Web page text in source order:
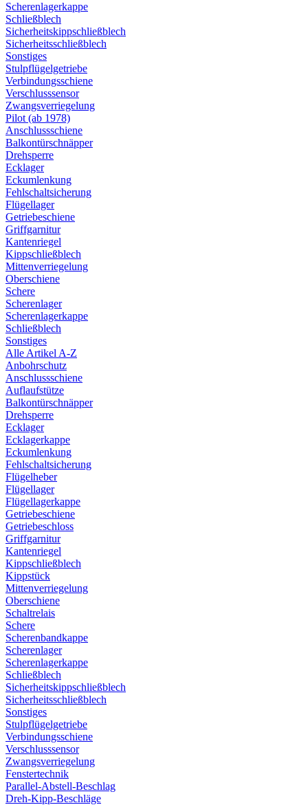
Scherenlagerkappe
Schließblech
Sicherheitskippschließblech
Sicherheitsschließblech
Sonstiges
Stulpflügelgetriebe
Verbindungsschiene
Verschlusssensor
Zwangsverriegelung
Pilot (ab 1978)
Anschlussschiene
Balkontürschnäpper
Drehsperre
Ecklager
Eckumlenkung
Fehlschaltsicherung
Flügellager
Getriebeschiene
Griffgarnitur
Kantenriegel
Kippschließblech
Mittenverriegelung
Oberschiene
Schere
Scherenlager
Scherenlagerkappe
Schließblech
Sonstiges
Alle Artikel A-Z
Anbohrschutz
Anschlussschiene
Auflaufstütze
Balkontürschnäpper
Drehsperre
Ecklager
Ecklagerkappe
Eckumlenkung
Fehlschaltsicherung
Flügelheber
Flügellager
Flügellagerkappe
Getriebeschiene
Getriebeschloss
Griffgarnitur
Kantenriegel
Kippschließblech
Kippstück
Mittenverriegelung
Oberschiene
Schaltrelais
Schere
Scherenbandkappe
Scherenlager
Scherenlagerkappe
Schließblech
Sicherheitskippschließblech
Sicherheitsschließblech
Sonstiges
Stulpflügelgetriebe
Verbindungsschiene
Verschlusssensor
Zwangsverriegelung
Fenstertechnik
Parallel-Abstell-Beschlag
Dreh-Kipp-Beschläge